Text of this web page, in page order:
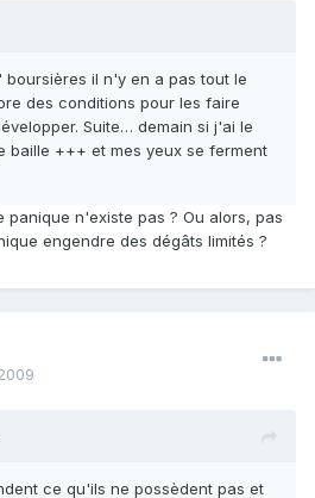
il n'y en a pas tout le
des conditions pour les faire
Suite… demain si j'ai le
baille +++ et mes yeux se ferment
panique n'existe pas ? Ou alors, pas
engendre des dégâts limités ?
ce qu'ils ne possèdent pas et